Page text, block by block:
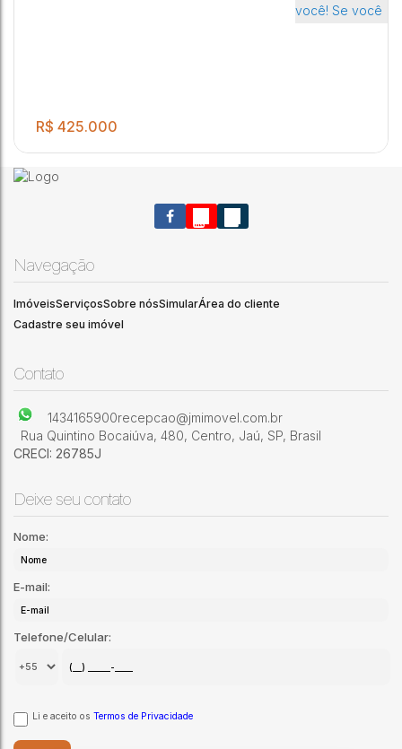
VENHA CONHECER O SEU NOVO LAR NO RESIDENCIAL DOS
beleza da natureza, o Residencial dos Pássaros é o lugar
ideal para você! Dest
R$ 425.000
Residencial dos Pássaros
2
Navegação
ImóveisServiçosSobre nósSimularÁrea do cliente
Cadastre seu imóvel
Contato
1434165900recepcao@jmimovel.com.br
Rua Quintino Bocaiúva, 480, Centro, Jaú, SP, Brasil
CRECI: 26785J
Deixe seu contato
Nome:
E-mail:
Telefone/Celular:
Li e aceito os Termos de Privacidade